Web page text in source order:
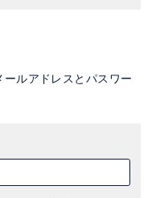
ルアドレスとパスワー